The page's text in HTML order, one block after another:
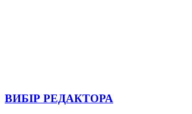
ВИБІР РЕДАКТОРА